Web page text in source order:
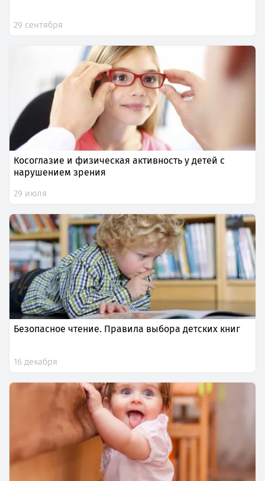
29 сентября
Косоглазие и физическая активность у детей с
нарушением зрения
29 июля
Безопасное чтение. Правила выбора детских книг
16 декабря